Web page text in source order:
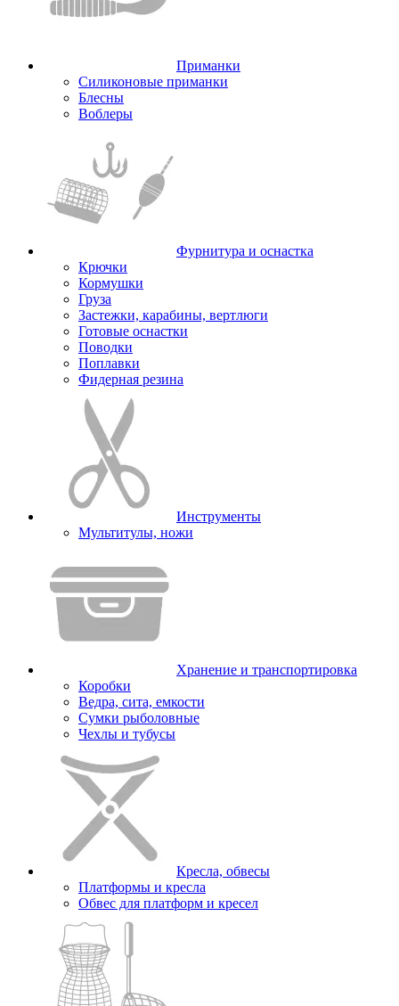
Приманки
Силиконовые приманки
Блесны
Воблеры
Фурнитура и оснастка
Крючки
Кормушки
Груза
Застежки, карабины, вертлюги
Готовые оснастки
Поводки
Поплавки
Фидерная резина
Инструменты
Мультитулы, ножи
Хранение и транспортировка
Коробки
Ведра, сита, емкости
Сумки рыболовные
Чехлы и тубусы
Кресла, обвесы
Платформы и кресла
Обвес для платформ и кресел